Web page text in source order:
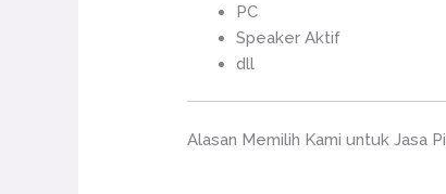
PC
Speaker Aktif
dll
Alasan Memilih Kami untuk Jasa